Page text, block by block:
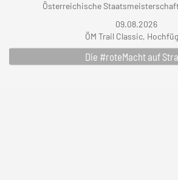
Österreichische
09.08.2026
ÖM Trail Classic,
Die #roteMacht auf